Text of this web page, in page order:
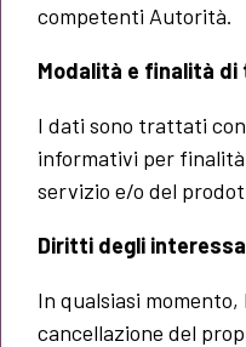
competenti Autorità.
Modalità e finalità
I dati sono trattati
informativi per
servizio e/o del
Diritti degli
In qualsiasi
cancellazione del